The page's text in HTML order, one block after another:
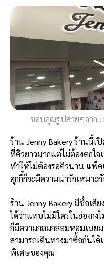
ขอบคุณรูปสวยๆจาก :
ร้าน Jenny Bakery ร้านนี้
ที่คิวยาวมากแต่ไม่ต้องตกใ
ทำให้ไม่ต้องรอคิวนาน แพ็ค
คุกกี้ก็จะมีความน่ารักเหมาะ
ร้าน Jenny Bakery มีชื่อเสี
ได้ว่าแทบไม่มีใครในฮ่องก
ก็มีความกลมกล่อมหอมเนย
สามารถเดินทางมาซื้อกันไ
พิเศษของคุณ